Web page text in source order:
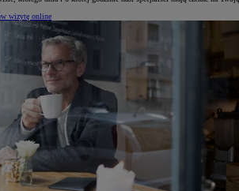
wizytę online